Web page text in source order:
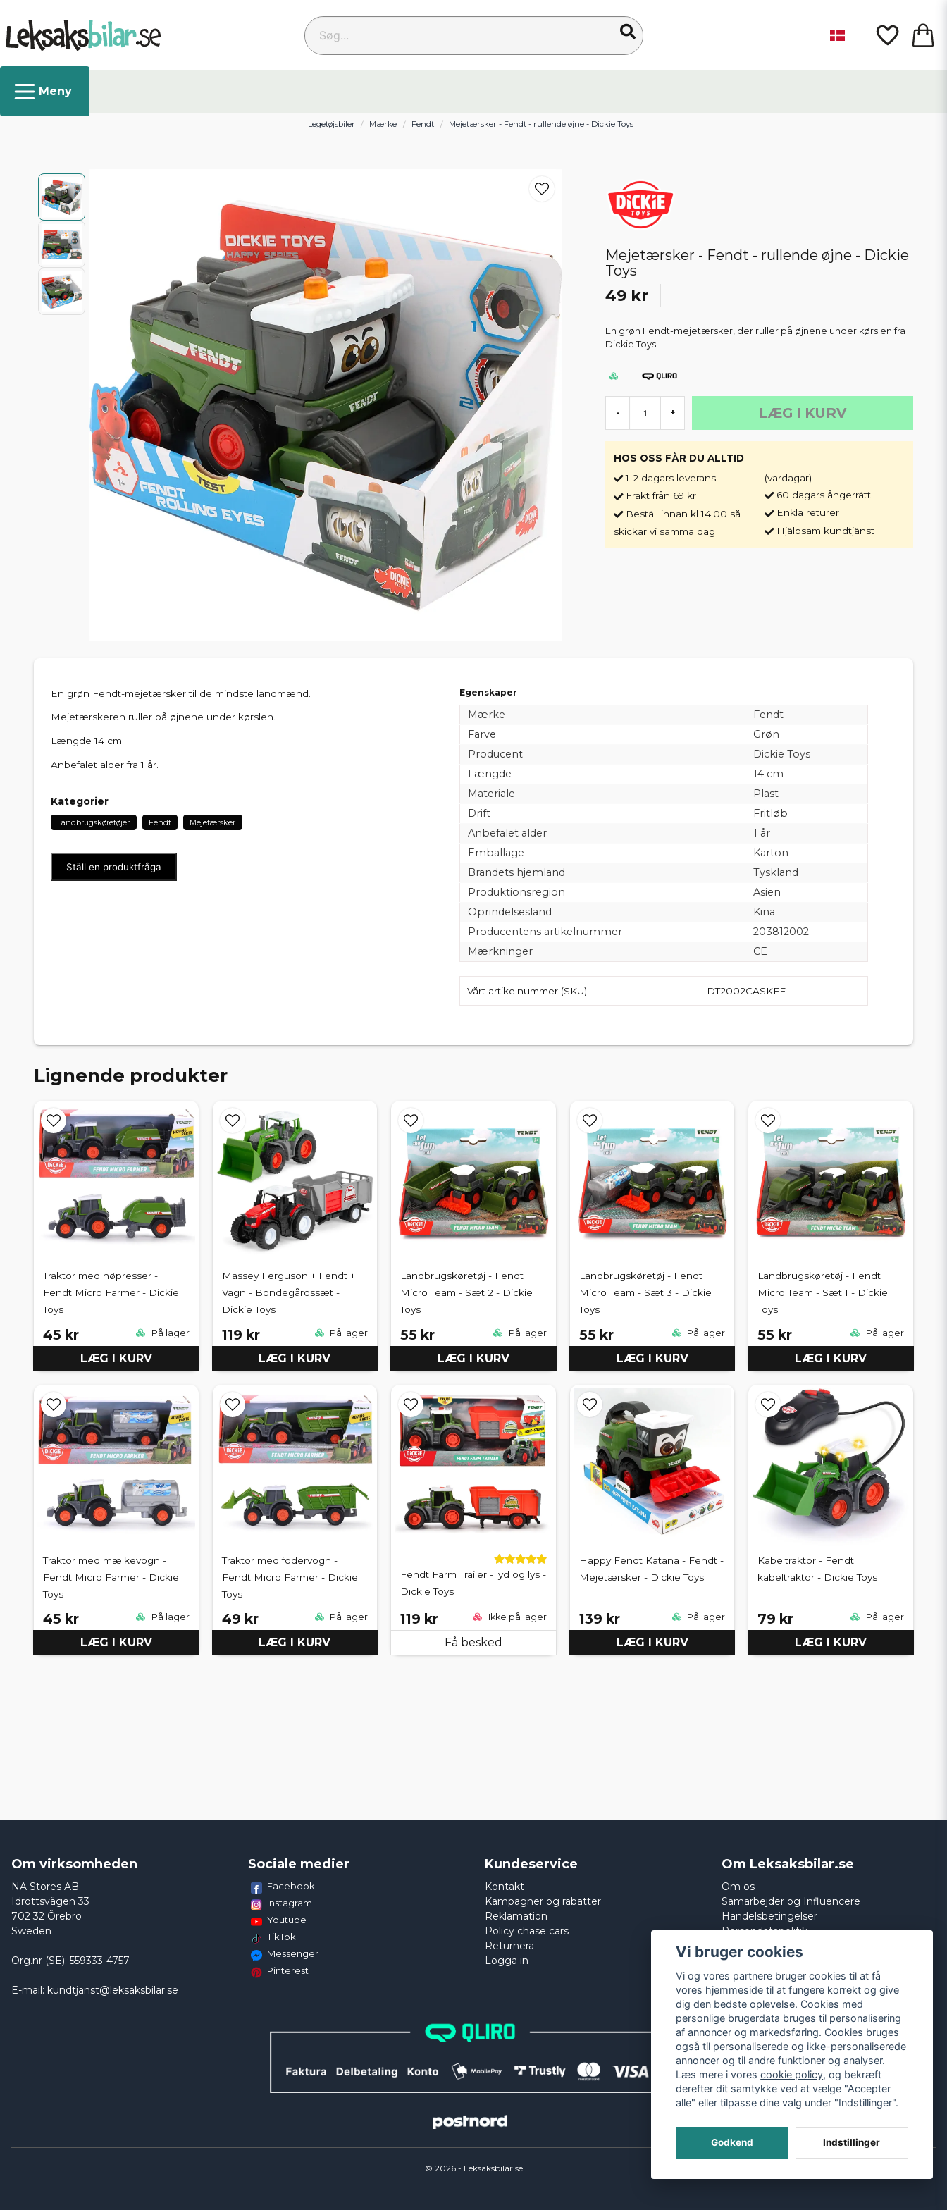
Søg...
Legetøjsbiler Mærke Fendt Mejetærsker - Fendt - rullende øjne - Dickie Toys
Mejetærsker - Fendt - rullende øjne - Dickie
Toys
49 kr
En grøn Fendt-mejetærsker, der ruller på øjnene under kørslen fra
Dickie Toys.
- + LÆG I KURV
HOS OSS FÅR DU ALLTID
1-2 dagars leverans
Frakt från 69 kr
Beställ innan kl 14.00 så
skickar vi samma dag
(vardagar)
60 dagars ångerrätt
Enkla returer
Hjälpsam kundtjänst
En grøn Fendt-mejetærsker til de mindste landmænd.
Mejetærskeren ruller på øjnene under kørslen.
Længde 14 cm.
Anbefalet alder fra 1 år.
Kategorier
Landbrugskøretøjer Fendt Mejetærsker
Ställ en produktfråga
Egenskaper
Mærke
Fendt
Farve
Grøn
Producent
Dickie Toys
Længde
14 cm
Materiale
Plast
Drift
Fritløb
Anbefalet alder
1 år
Emballage
Karton
Brandets hjemland
Tyskland
Produktionsregion
Asien
Oprindelsesland
Kina
Producentens artikelnummer
203812002
Mærkninger
CE
Vårt artikelnummer (SKU) DT2002CASKFE
Lignende produkter
Traktor med høpresser -
Fendt Micro Farmer - Dickie
Toys
45 kr På lager
LÆG I KURV
Massey Ferguson + Fendt +
Vagn - Bondegårdssæt -
Dickie Toys
119 kr På lager
LÆG I KURV
Landbrugskøretøj - Fendt
Micro Team - Sæt 2 - Dickie
Toys
55 kr På lager
LÆG I KURV
Landbrugskøretøj - Fendt
Micro Team - Sæt 3 - Dickie
Toys
55 kr På lager
LÆG I KURV
Landbrugskøretøj - Fendt
Micro Team - Sæt 1 - Dickie
Toys
55 kr På lager
LÆG I KURV
Traktor med mælkevogn -
Fendt Micro Farmer - Dickie
Toys
45 kr På lager
LÆG I KURV
Traktor med fodervogn -
Fendt Micro Farmer - Dickie
Toys
49 kr På lager
LÆG I KURV
Fendt Farm Trailer - lyd og lys -
Dickie Toys
119 kr Ikke på lager
Få besked
Happy Fendt Katana - Fendt -
Mejetærsker - Dickie Toys
139 kr På lager
LÆG I KURV
Kabeltraktor - Fendt
kabeltraktor - Dickie Toys
79 kr På lager
LÆG I KURV
Om virksomheden
NA Stores AB
Idrottsvägen 33
702 32 Örebro
Sweden
Org.nr (SE): 559333-4757
E-mail: kundtjanst@leksaksbilar.se
Sociale medier
Facebook
Instagram
Youtube
TikTok
Messenger
Pinterest
Kundeservice
Kontakt
Kampagner og rabatter
Reklamation
Policy chase cars
Returnera
Logga in
Om Leksaksbilar.se
Om os
Samarbejder og Influencere
Handelsbetingelser
Persondatapolitik
Cookies
© 2026- Leksaksbilar.se
Vi bruger cookies
Vi og vores partnere bruger cookies til at få
vores hjemmeside til at fungere korrekt og give
dig den bedste oplevelse. Cookies med
personlige brugerdata bruges til personalisering
af annoncer og markedsføring. Cookies bruges
også til personaliserede og ikke-personaliserede
annoncer og til andre funktioner og analyser.
Læs mere i vorescookie policy, og bekræft
derefter dit samtykke ved at vælge "Accepter
alle" eller tilpasse dine valg under "Indstillinger".
Godkend Indstillinger